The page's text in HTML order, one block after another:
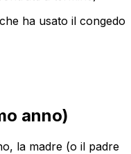
ha usato il congedo
anno)
la madre (o il padre